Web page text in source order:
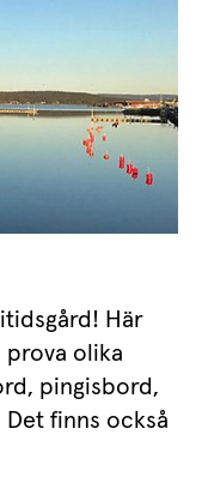
Här
prova olika
pingisbord,
finns också